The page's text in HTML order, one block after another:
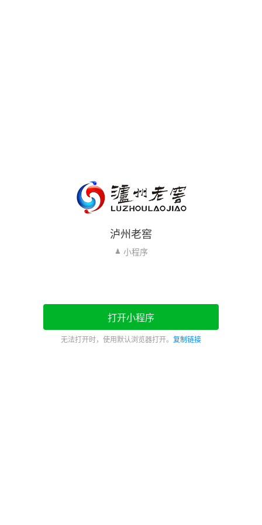
泸州老窖
小程序
打开小程序
无法打开时，使用默认浏览器打开。 复制链接